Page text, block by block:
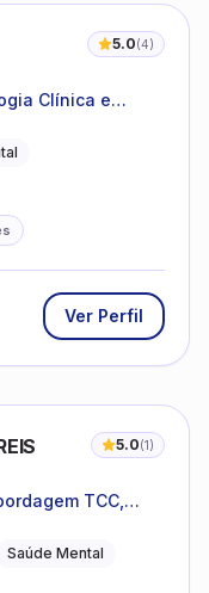
5.0(4)
Clínica e
Ver Perfil
5.0(1)
TCC,
Saúde Mental